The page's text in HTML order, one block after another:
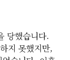
당했습니다.
지 못했지만,